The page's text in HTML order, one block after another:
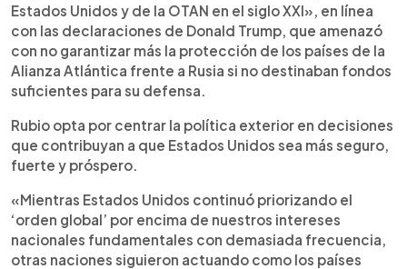
Estados Unidos y de la OTAN en el siglo XXI», en línea
con las declaraciones de Donald Trump, que amenazó
con no garantizar más la protección de los países de la
Alianza Atlántica frente a Rusia si no destinaban fondos
suficientes para su defensa.
Rubio opta por centrar la política exterior en decisiones
que contribuyan a que Estados Unidos sea más seguro,
fuerte y próspero.
«Mientras Estados Unidos continuó priorizando el
‘orden global’ por encima de nuestros intereses
nacionales fundamentales con demasiada frecuencia,
otras naciones siguieron actuando como los países